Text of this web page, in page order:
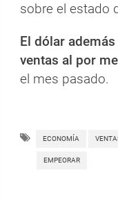
sobre el estado
El dólar
ventas al por
el mes pasado.
ECONOMÍA
EMPEORAR